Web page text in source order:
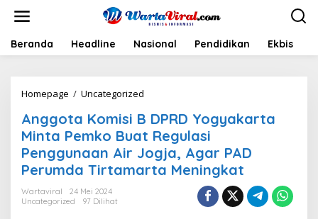
t
Beranda Headline Nasional Pendidikan Ekbis
Homepage / Uncategorized
g
g
o
t
a
Anggota Komisi B DPRD Yogyakarta
Minta Pemko Buat Regulasi
Penggunaan Air Jogja, Agar PAD
Perumda Tirtamarta Meningkat
Wartaviral
24 Mei 2024
Uncategorized
97 Dilihat